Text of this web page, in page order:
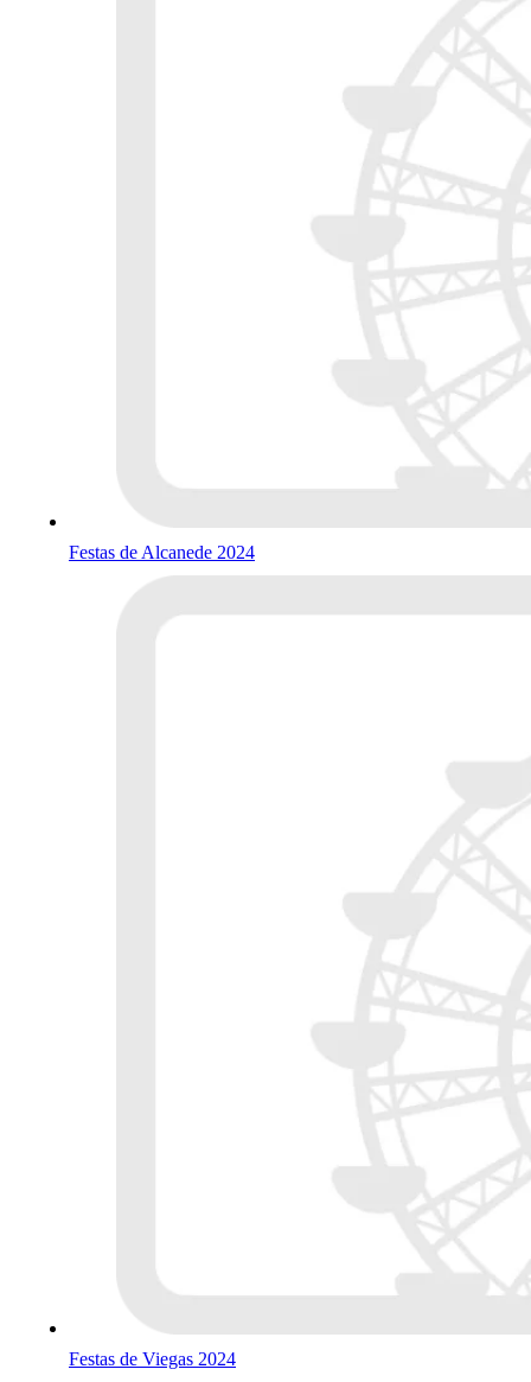
Festas de Alcanede 2024
Festas de Viegas 2024